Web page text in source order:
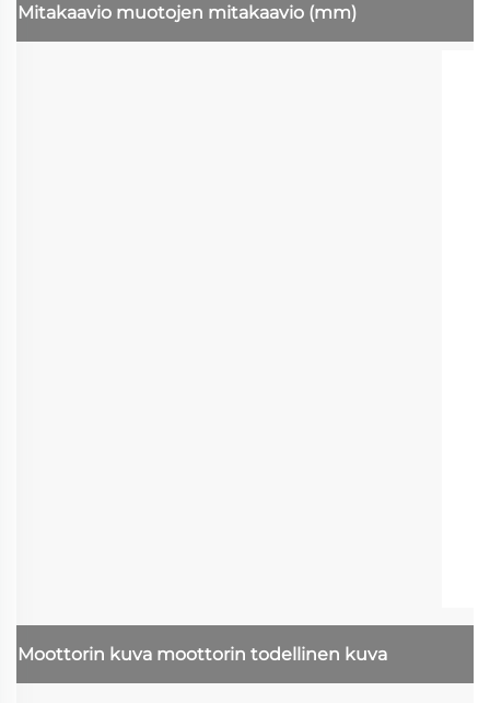
Mitakaavio muotojen mitakaavio (mm)
Moottorin kuva moottorin todellinen kuva